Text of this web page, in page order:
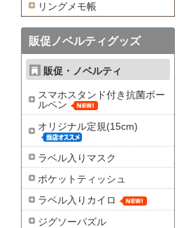
リングメモ帳
販促ノベルティグッズ
販促・ノベルティ
スマホスタンド付き抗菌ボー
ルペン
オリジナル定規(15cm)
ラベル入りマスク
ポケットティッシュ
ラベル入りカイロ
ジグソーパズル